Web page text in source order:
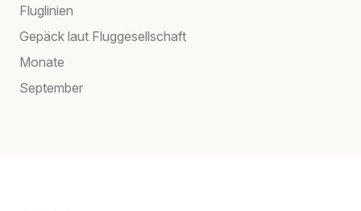
Fluglinien
Gepäck laut Fluggesellschaft
Monate
September